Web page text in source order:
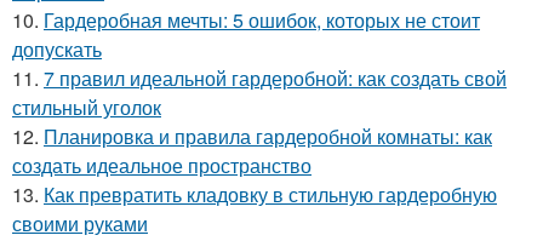
10. Гардеробная мечты: 5 ошибок, которых не стоит
допускать
11. 7 правил идеальной гардеробной: как создать свой
стильный уголок
12. Планировка и правила гардеробной комнаты: как
создать идеальное пространство
13. Как превратить кладовку в стильную гардеробную
своими руками